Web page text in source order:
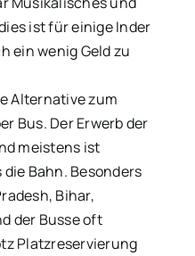
ist für einige Inder
ein wenig Geld zu
Alternative zum
Bus. Der Erwerb der
meistens ist
Bahn. Besonders
Bihar,
der Busse oft
Platzreservierung